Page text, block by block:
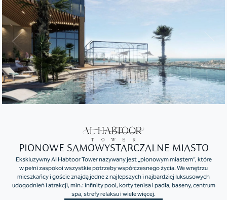
PIONOWE SAMOWYSTARCZALNE MIASTO
Ekskluzywny Al Habtoor Tower nazywany jest „pionowym miastem”, które
w pełni zaspokoi wszystkie potrzeby współczesnego życia. We wnętrzu
mieszkańcy i goście znajdą jedne z najlepszych i najbardziej luksusowych
udogodnień i atrakcji, min.: infinity pool, korty tenisa i padla, baseny, centrum
spa, strefy relaksu i wiele więcej.